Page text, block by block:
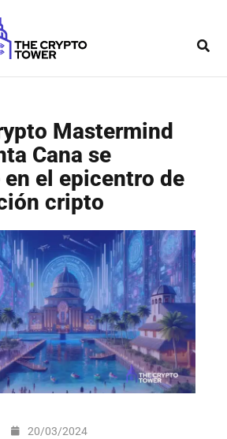
Mastermind
Cana se
el epicentro de
cripto
20/03/2024